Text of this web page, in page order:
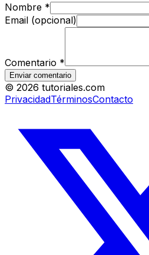
Nombre *
Email (opcional)
Comentario *
Enviar comentario
© 2026 tutoriales.com
PrivacidadTérminosContacto